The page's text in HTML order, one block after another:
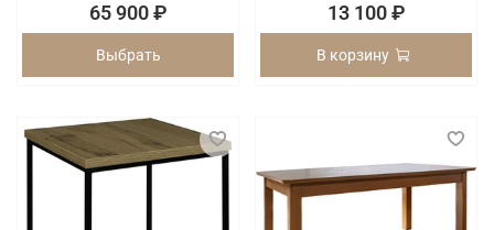
65 900 ₽
Выбрать
13 100 ₽
В корзину